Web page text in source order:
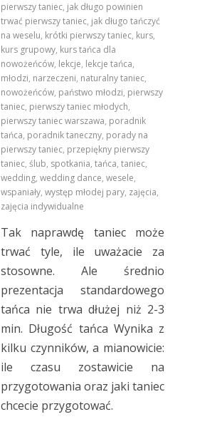
pierwszy taniec, jak długo powinien
trwać pierwszy taniec, jak długo tańczyć
na weselu, krótki pierwszy taniec, kurs,
kurs grupowy, kurs tańca dla
nowożeńców, lekcje, lekcje tańca,
młodzi, narzeczeni, naturalny taniec,
nowożeńców, państwo młodzi, pierwszy
taniec, pierwszy taniec młodych,
pierwszy taniec warszawa, poradnik
tańca, poradnik taneczny, porady na
pierwszy taniec, przepiękny pierwszy
taniec, ślub, spotkania, tańca, taniec,
wedding, wedding dance, wesele,
wspaniały, występ młodej pary, zajęcia,
zajęcia indywidualne
Tak naprawdę taniec może
trwać tyle, ile uważacie za
stosowne. Ale średnio
prezentacja standardowego
tańca nie trwa dłużej niż 2-3
min. Długość tańca Wynika z
kilku czynników, a mianowicie:
ile czasu zostawicie na
przygotowania oraz jaki taniec
chcecie przygotować.